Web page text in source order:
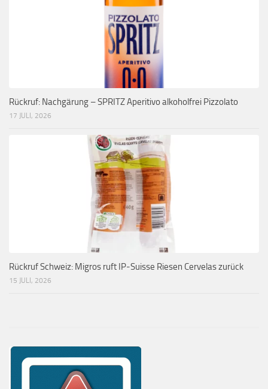
Rückruf: Nachgärung – SPRITZ Aperitivo alkoholfrei Pizzolato
17 JULI, 2026
Rückruf Schweiz: Migros ruft IP-Suisse Riesen Cervelas zurück
15 JULI, 2026